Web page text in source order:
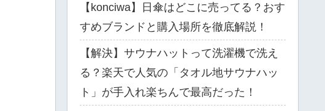
【konciwa】日傘はどこに売ってる？おす
すめブランドと購入場所を徹底解説！
【解決】サウナハットって洗濯機で洗え
る？楽天で人気の「タオル地サウナハッ
ト」が手入れ楽ちんで最高だった！